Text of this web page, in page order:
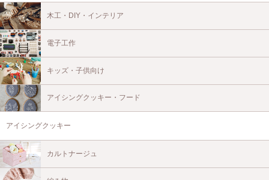
木工・DIY・インテリア
電子工作
キッズ・子供向け
アイシングクッキー・フード
アイシングクッキー
カルトナージュ